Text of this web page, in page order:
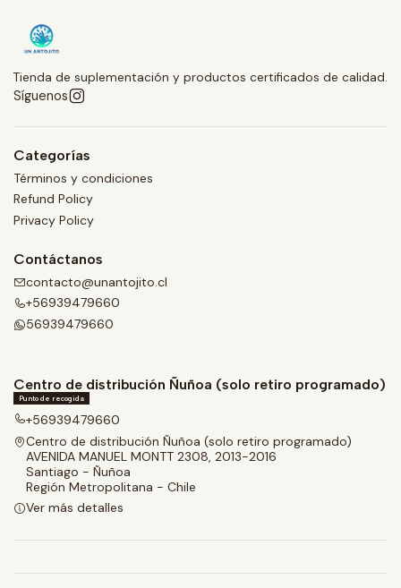
Tienda de suplementación y productos certificados de calidad.
Síguenos
Categorías
Términos y condiciones
Refund Policy
Privacy Policy
Contáctanos
contacto@unantojito.cl
+56939479660
56939479660
Centro de distribución Ñuñoa (solo retiro programado)
Punto de recogida
+56939479660
Centro de distribución Ñuñoa (solo retiro programado)
AVENIDA MANUEL MONTT 2308, 2013-2016
Santiago - Ñuñoa
Región Metropolitana - Chile
Ver más detalles